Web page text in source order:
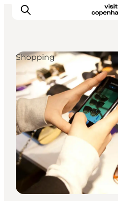
This is Copenhagen
Aktiviteter
Spis & drik
Områder
Planlæg din tur
CopenPay
Copenhagen Card
Shopping